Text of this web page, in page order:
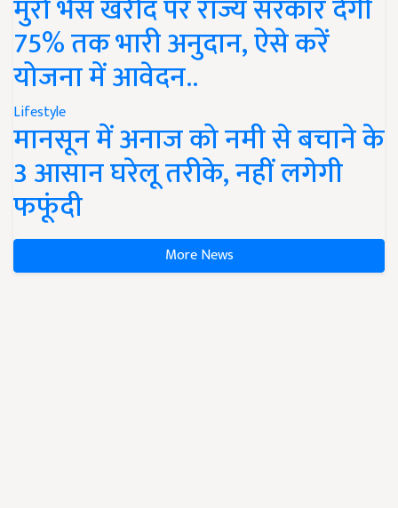
मुर्रा भैंस खरीद पर राज्य सरकार देंगी
75% तक भारी अनुदान, ऐसे करें
योजना में आवेदन..
Lifestyle
मानसून में अनाज को नमी से बचाने के
3 आसान घरेलू तरीके, नहीं लगेगी
फफूंदी
More News